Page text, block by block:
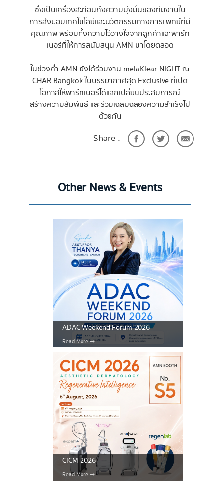
ซึ่งเป็นเครื่องสะท้อนถึงความมุ่งมั่นของทีมงานใน
การส่งมอบเทคโนโลยีและนวัตกรรมทางการแพทย์ที่มี
คุณภาพ พร้อมทั้งความไว้วางใจจากลูกค้าและพาร์ท
เนอร์ที่ให้การสนับสนุน AMN มาโดยตลอด
ในช่วงค่ำ AMN ยังได้ร่วมงาน melaKlear NIGHT ณ
CHAR Bangkok ในบรรยากาศสุด Exclusive ที่เปิด
โอกาสให้พาร์ทเนอร์ได้แลกเปลี่ยนประสบการณ์
สร้างความสัมพันธ์ และร่วมเฉลิมฉลองความสำเร็จไป
ด้วยกัน
Share :
Other News & Events
ADAC Weekend Forum 2026
Read More
CICM 2026
Read More